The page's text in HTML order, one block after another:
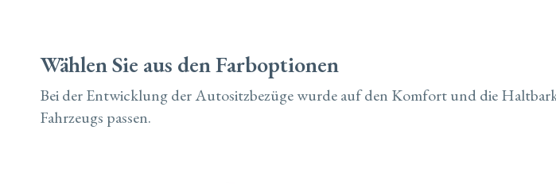
Wählen Sie aus den Farboptionen
Bei der Entwicklung der Autositzbezüge wurde auf den Komfort und die
Fahrzeugs passen.